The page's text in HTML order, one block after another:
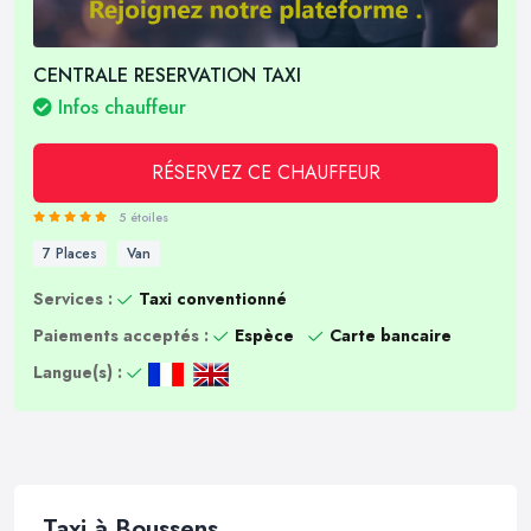
CENTRALE RESERVATION TAXI
Infos chauffeur
RÉSERVEZ CE CHAUFFEUR
5 étoiles
7 Places Van
Services :
Taxi conventionné
Paiements acceptés :
Espèce
Carte bancaire
Langue(s) :